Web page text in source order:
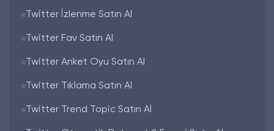
kapsamlı tercih seçenekleri bulunur. Korkmaz
Mediainstagram takipçi satın al
kategorilerindeki seçeneklere aşağıdaki
Satın Al
Korkmaz Mediasosyal medya danışmanlığı
Twitter İzlenme Satın Al
Twitter Fav Satın Al
Twitter Anket Oyu Satın Al
Twitter Tıklama Satın Al
Twitter Trend Topic Satın Al